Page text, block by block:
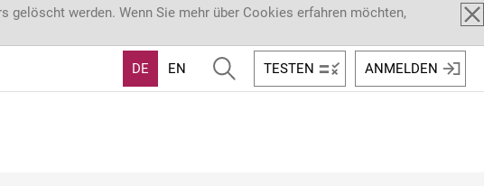
werden. Wenn Sie mehr über Cookies erfahren möchten,
DE EN TESTEN ANMELDEN